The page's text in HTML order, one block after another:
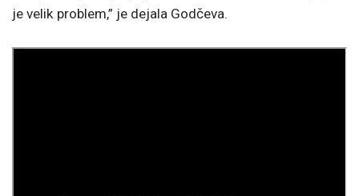
je velik problem,” je dejala Godčeva.